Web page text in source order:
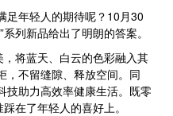
足年轻人的期待呢？10月30
列新品给出了明朗的答案。
将蓝天、白云的色彩融入其
，不留缝隙、释放空间。同
技助力高效率健康生活。既零
在了年轻人的喜好上。